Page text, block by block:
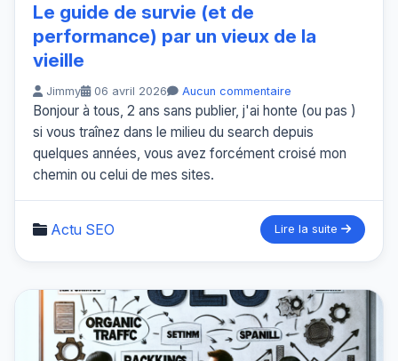
Le guide de survie (et de
performance) par un vieux de la
vieille
Jimmy 06 avril 2026 Aucun commentaire
Bonjour à tous, 2 ans sans publier, j'ai honte (ou pas )
si vous traînez dans le milieu du search depuis
quelques années, vous avez forcément croisé mon
chemin ou celui de mes sites.
Actu SEO Lire la suite